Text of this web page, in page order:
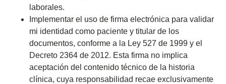
laborales.
Implementar el uso de firma electrónica para validar
mi identidad como paciente y titular de los
documentos, conforme a la Ley 527 de 1999 y el
Decreto 2364 de 2012. Esta firma no implica
aceptación del contenido técnico de la historia
clínica, cuya responsabilidad recae exclusivamente